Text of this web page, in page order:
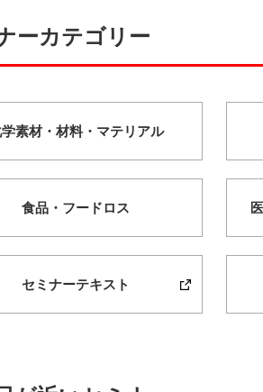
ーカテゴリー
素材・ 材料・ マテリアル
食品・ フードロス
セミナーテキスト